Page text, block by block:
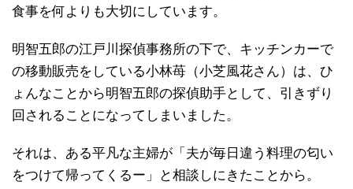
食事を何よりも大切にしています。
明智五郎の江戸川探偵事務所の下で、キッチンカーで
の移動販売をしている小林苺（小芝風花さん）は、ひ
ょんなことから明智五郎の探偵助手として、引きずり
回されることになってしまいました。
それは、ある平凡な主婦が「夫が毎日違う料理の匂い
をつけて帰ってくるー」と相談しにきたことから。